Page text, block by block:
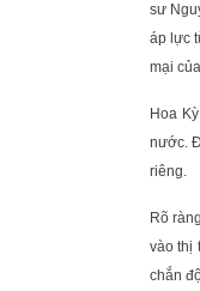
sư
áp lực
mại
Hoa
nước.
riêng.
Rõ
vào thị
chắn